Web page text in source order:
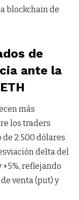
blockchain de
de
ante la
más
los traders
2.500 dólares
delta del
reflejando
venta (put) y